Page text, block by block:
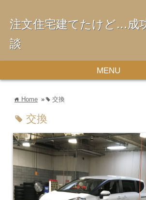
注文住宅建てたけど…成
談
MENU
home Home » tag 交換
tag 交換